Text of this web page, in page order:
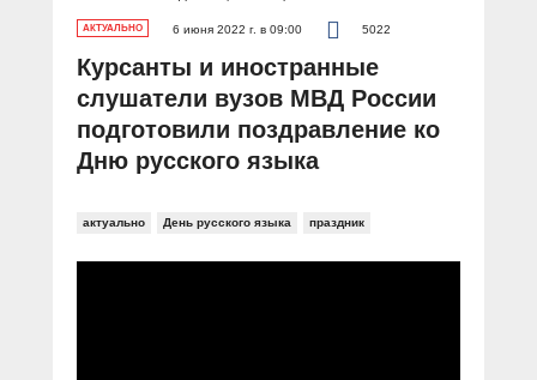
АКТУАЛЬНО 6 июня 2022 г. в 09:00 5022
Курсанты и иностранные
слушатели вузов МВД России
подготовили поздравление ко
Дню русского языка
актуально День русского языка праздник